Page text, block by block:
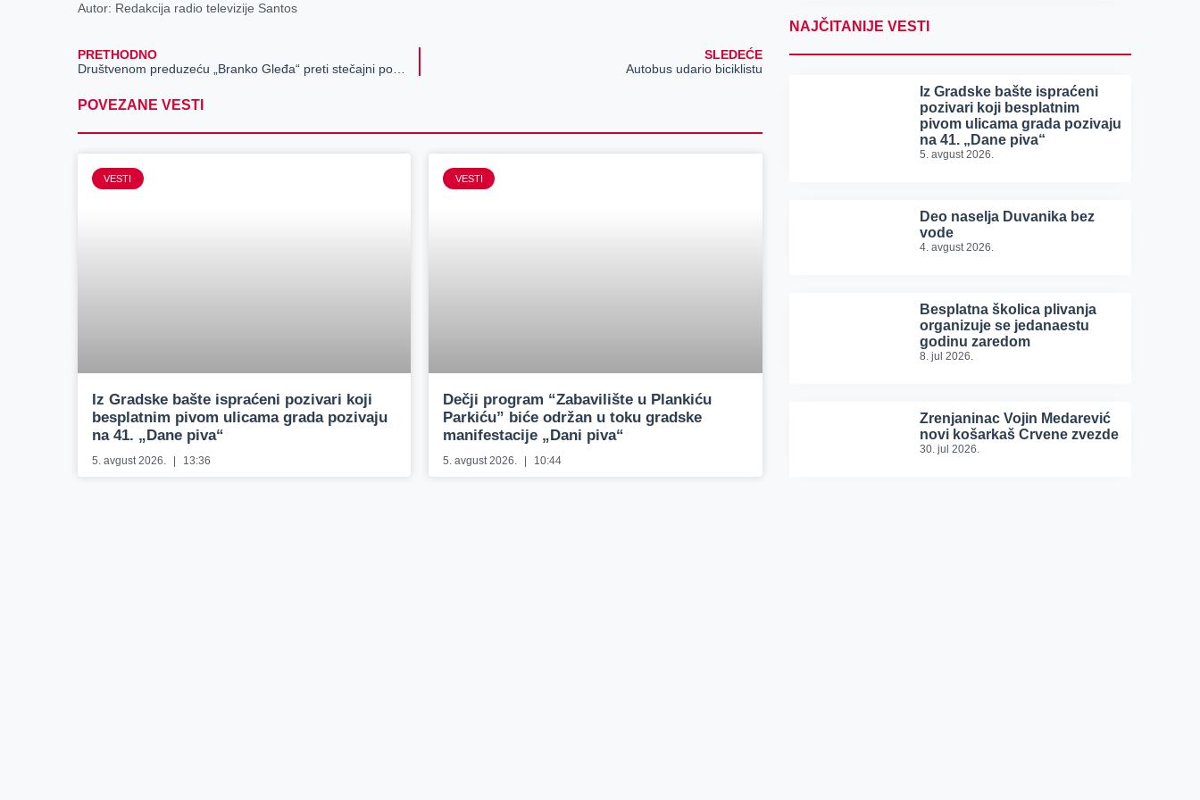
Autor: Redakcija radio televizije Santos
PRETHODNO
SLEDEĆE
Autobus udario biciklistu
POVEZANE VESTI
VESTI
Iz Gradske bašte ispraćeni pozivari koji
besplatnim pivom ulicama grada pozivaju
na 41. „Dane piva“
5. avgust 2026. 13:36
VESTI
Dečji program “Zabavilište u Plankiću
Parkiću” biće održan u toku gradske
manifestacije „Dani piva“
5. avgust 2026. 10:44
NAJČITANIJE VESTI
Iz Gradske bašte ispraćeni
pozivari koji besplatnim
pivom ulicama grada pozivaju
na 41. „Dane piva“
5. avgust 2026.
Deo naselja Duvanika bez
vode
4. avgust 2026.
Besplatna školica plivanja
organizuje se jedanaestu
godinu zaredom
8. jul 2026.
Zrenjaninac Vojin Medarević
novi košarkaš Crvene zvezde
30. jul 2026.